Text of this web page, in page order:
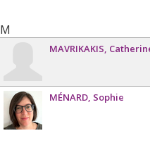
M
MAVRIKAKIS
MÉNARD Sophie